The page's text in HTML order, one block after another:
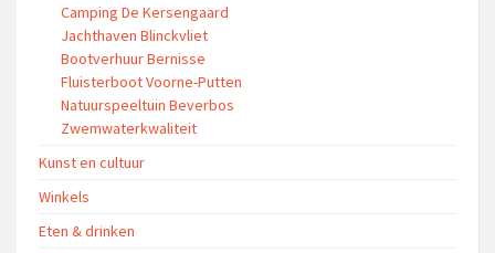
Camping De Kersengaard
Jachthaven Blinckvliet
Bootverhuur Bernisse
Fluisterboot Voorne-Putten
Natuurspeeltuin Beverbos
Zwemwaterkwaliteit
Kunst en cultuur
Winkels
Eten & drinken